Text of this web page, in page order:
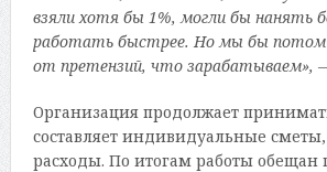
взяли хотя бы 1%, могли бы нанять
работать быстрее. Но мы бы потом
от претензий, что зарабатываем»,
Организация продолжает
составляет индивидуальные
расходы. По итогам работы обещан